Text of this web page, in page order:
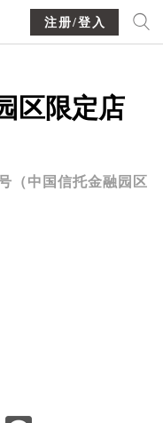
注册/登入
区限定店
（中国信托金融园区